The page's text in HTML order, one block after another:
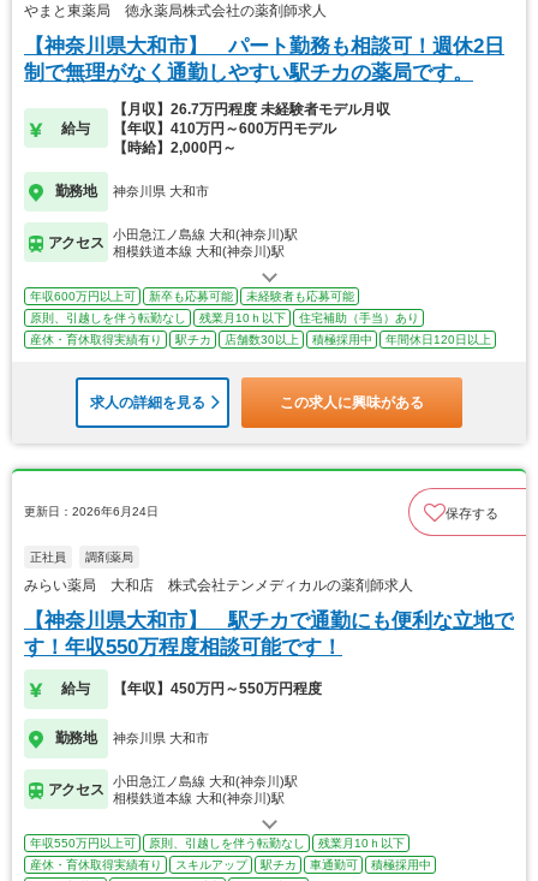
やまと東薬局 徳永薬局株式会社の薬剤師求人
【神奈川県大和市】 パート勤務も相談可！週休2日
制で無理がなく通勤しやすい駅チカの薬局です。
給与
【月収】26.7万円程度 未経験者モデル月収
【年収】410万円～600万円モデル
【時給】2,000円～
勤務地 神奈川県 大和市
アクセス
小田急江ノ島線 大和(神奈川)駅
相模鉄道本線 大和(神奈川)駅
年収600万円以上可 新卒も応募可能
未経験者も応募可能
原則、引越しを伴う転勤なし
残業月10ｈ以下
住宅補助（手当）あり
産休・育休取得実績有り
駅チカ 店舗数30以上 積極採用中 年間休日120日以上
求人の詳細を見る この求人に興味がある
更新日：2026年6月24日 保存する
正社員 調剤薬局
みらい薬局 大和店 株式会社テンメディカルの薬剤師求人
【神奈川県大和市】 駅チカで通勤にも便利な立地で
す！年収550万程度相談可能です！
給与 【年収】450万円～550万円程度
勤務地 神奈川県 大和市
アクセス
小田急江ノ島線 大和(神奈川)駅
相模鉄道本線 大和(神奈川)駅
年収550万円以上可 原則、引越しを伴う転勤なし
残業月10ｈ以下
産休・育休取得実績有り
スキルアップ 駅チカ 車通勤可
積極採用中